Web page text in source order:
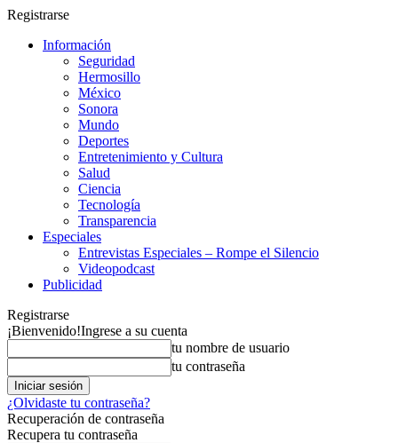
Registrarse
Información
Seguridad
Hermosillo
México
Sonora
Mundo
Deportes
Entretenimiento y Cultura
Salud
Ciencia
Tecnología
Transparencia
Especiales
Entrevistas Especiales – Rompe el Silencio
Videopodcast
Publicidad
Registrarse
¡Bienvenido!Ingrese a su cuenta
tu nombre de usuario
tu contraseña
¿Olvidaste tu contraseña?
Recuperación de contraseña
Recupera tu contraseña